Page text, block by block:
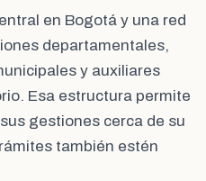
en Bogotá y una red
departamentales,
y auxiliares
Esa estructura permite
gestiones cerca de su
también estén